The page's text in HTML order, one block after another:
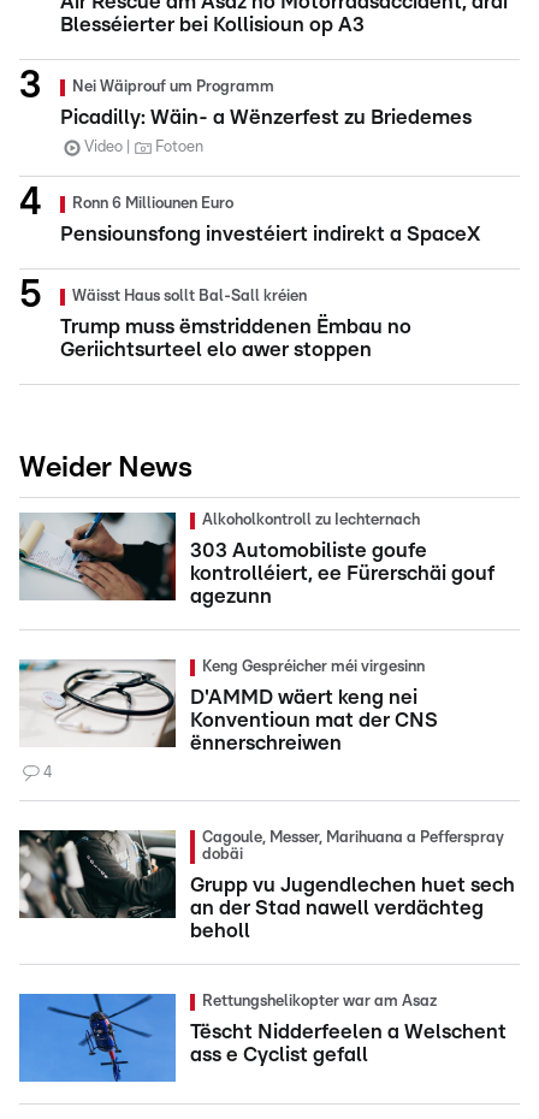
Blesséierter bei Kollisioun op A3
Nei Wäiprouf um Programm
Picadilly: Wäin- a Wënzerfest zu Briedemes
Video Fotoen
Ronn 6 Milliounen Euro
Pensiounsfong investéiert indirekt a SpaceX
Wäisst Haus sollt Bal-Sall kréien
Trump muss ëmstriddenen Ëmbau no
Geriichtsurteel elo awer stoppen
Weider News
Alkoholkontroll zu Iechternach
303 Automobiliste goufe
kontrolléiert, ee Fürerschäi gouf
agezunn
Keng Gespréicher méi virgesinn
D'AMMD wäert keng nei
Konventioun mat der CNS
ënnerschreiwen
4
Cagoule, Messer, Marihuana a Pefferspray
dobäi
Grupp vu Jugendlechen huet sech
an der Stad nawell verdächteg
beholl
Rettungshelikopter war am Asaz
Tëscht Nidderfeelen a Welschent
ass e Cyclist gefall